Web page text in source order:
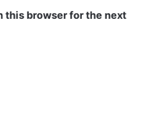
this browser for the next